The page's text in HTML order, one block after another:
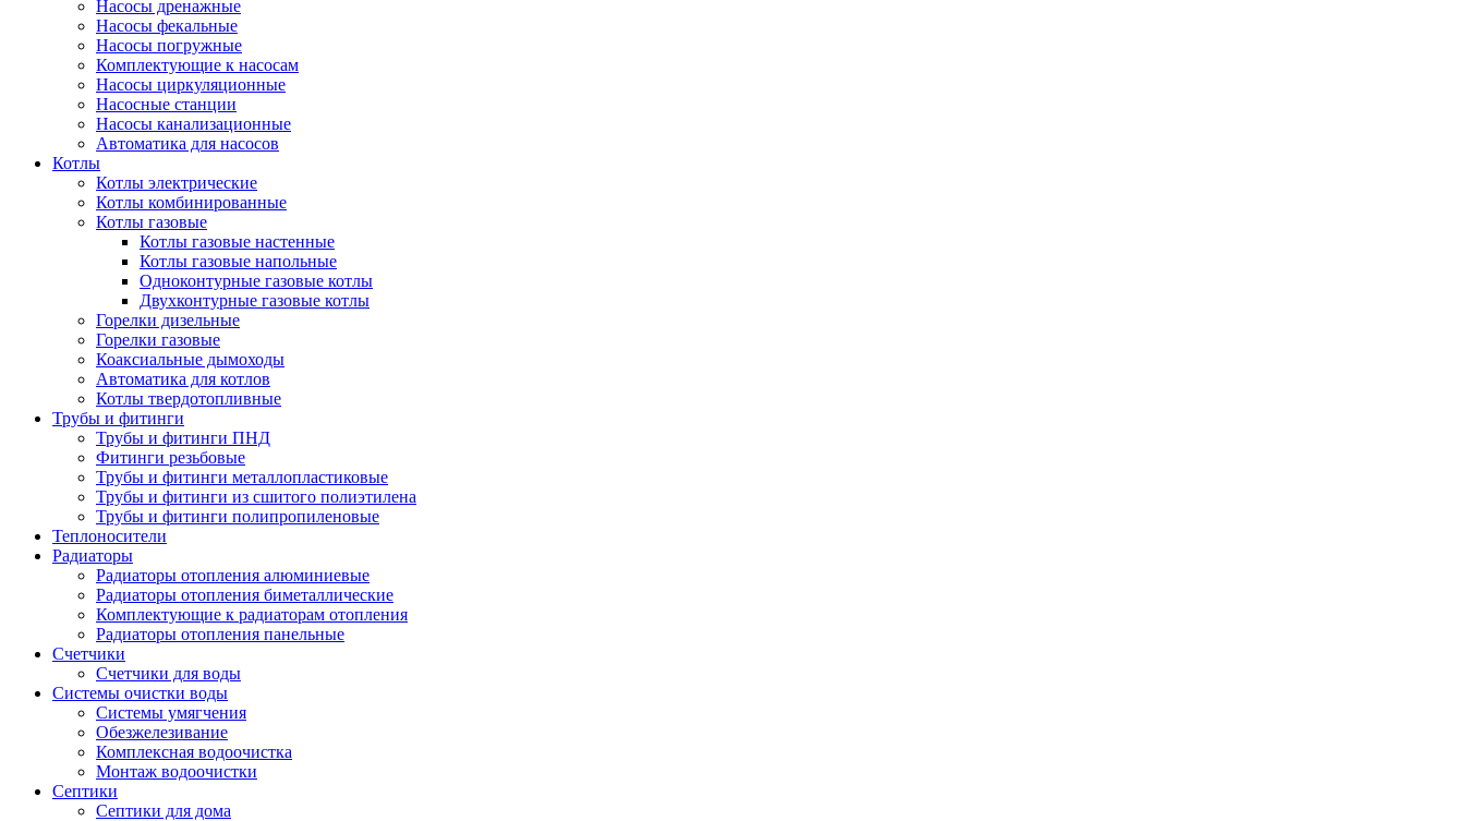
Насосы дренажные
Насосы фекальные
Насосы погружные
Комплектующие к насосам
Насосы циркуляционные
Насосные станции
Насосы канализационные
Автоматика для насосов
Котлы
Котлы электрические
Котлы комбинированные
Котлы газовые
Котлы газовые настенные
Котлы газовые напольные
Одноконтурные газовые котлы
Двухконтурные газовые котлы
Горелки дизельные
Горелки газовые
Коаксиальные дымоходы
Автоматика для котлов
Котлы твердотопливные
Трубы и фитинги
Трубы и фитинги ПНД
Фитинги резьбовые
Трубы и фитинги металлопластиковые
Трубы и фитинги из сшитого полиэтилена
Трубы и фитинги полипропиленовые
Теплоносители
Радиаторы
Радиаторы отопления алюминиевые
Радиаторы отопления биметаллические
Комплектующие к радиаторам отопления
Радиаторы отопления панельные
Cчетчики
Счетчики для воды
Системы очистки воды
Системы умягчения
Обезжелезивание
Комплексная водоочистка
Монтаж водоочистки
Септики
Септики для дома